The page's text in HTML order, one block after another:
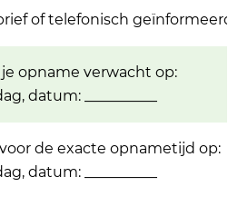
of telefonisch
opname verwacht op:
datum: __________
de exacte opnametijd op:
datum: __________